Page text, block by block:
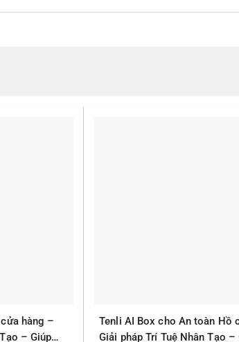
hàng –
– Giúp
Tenli AI Box cho An toàn Hồ
Giải pháp Trí Tuệ Nhân Tạo –